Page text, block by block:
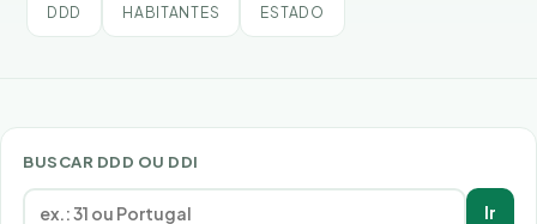
DDD HABITANTES ESTADO
BUSCAR DDD OU DDI
Ir